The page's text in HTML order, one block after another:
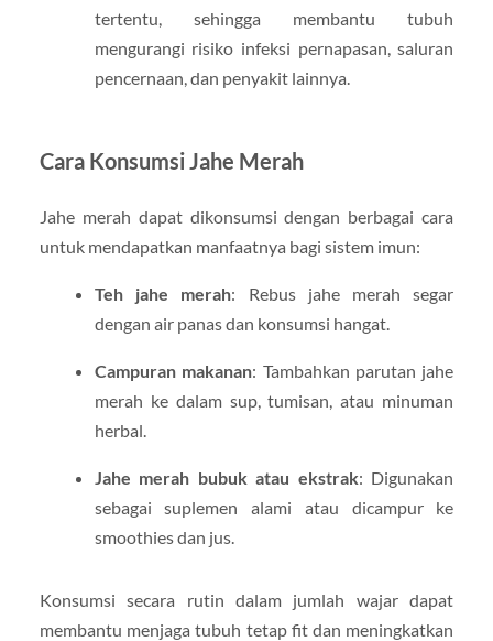
tertentu, sehingga membantu tubuh
mengurangi risiko infeksi pernapasan, saluran
pencernaan, dan penyakit lainnya.
Cara Konsumsi Jahe Merah
Jahe merah dapat dikonsumsi dengan berbagai cara
untuk mendapatkan manfaatnya bagi sistem imun:
Teh jahe merah: Rebus jahe merah segar
dengan air panas dan konsumsi hangat.
Campuran makanan: Tambahkan parutan jahe
merah ke dalam sup, tumisan, atau minuman
herbal.
Jahe merah bubuk atau ekstrak: Digunakan
sebagai suplemen alami atau dicampur ke
smoothies dan jus.
Konsumsi secara rutin dalam jumlah wajar dapat
membantu menjaga tubuh tetap fit dan meningkatkan